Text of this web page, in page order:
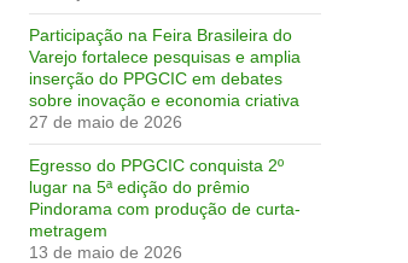
Participação na Feira Brasileira do
Varejo fortalece pesquisas e amplia
inserção do PPGCIC em debates
sobre inovação e economia criativa
27 de maio de 2026
Egresso do PPGCIC conquista 2º
lugar na 5ª edição do prêmio
Pindorama com produção de curta-
metragem
13 de maio de 2026